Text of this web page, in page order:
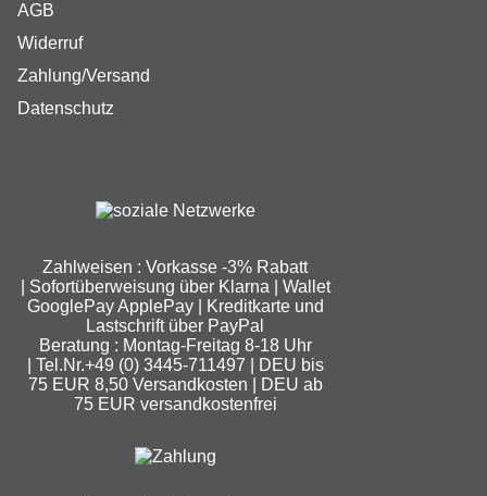
AGB
Widerruf
Zahlung/Versand
Datenschutz
Zahlweisen : Vorkasse -3% Rabatt
| Sofortüberweisung über Klarna | Wallet
GooglePay ApplePay | Kreditkarte und
Lastschrift über PayPal
Beratung : Montag-Freitag 8-18 Uhr
| Tel.Nr.+49 (0) 3445-711497 | DEU bis
75 EUR 8,50 Versandkosten | DEU ab
75 EUR versandkostenfrei